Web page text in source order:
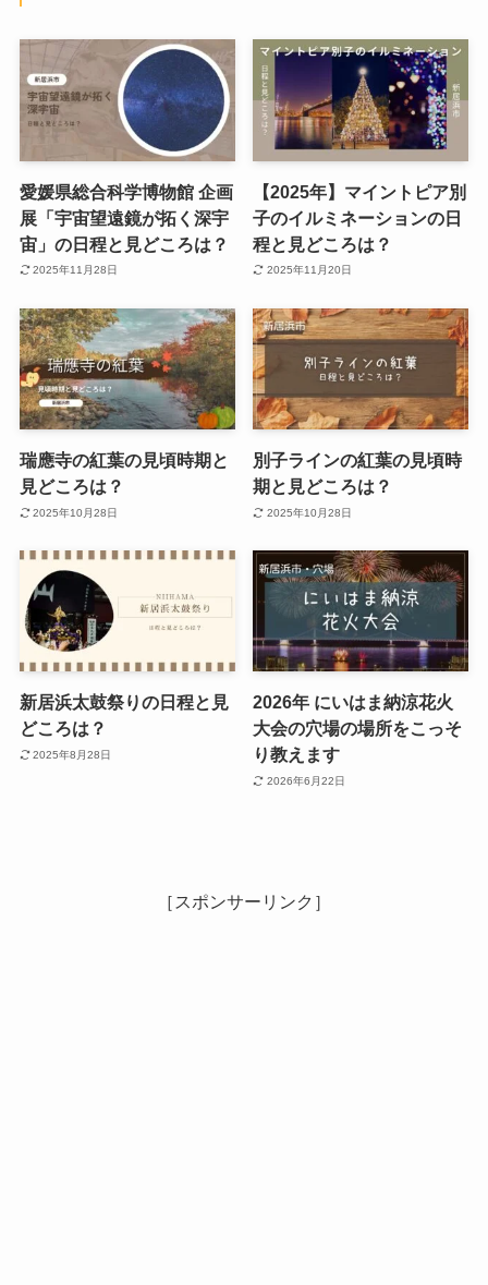
愛媛県総合科学博物館 企画
展「宇宙望遠鏡が拓く深宇
宙」の日程と見どころは？
2025年11月28日
【2025年】マイントピア別
子のイルミネーションの日
程と見どころは？
2025年11月20日
瑞應寺の紅葉の見頃時期と
見どころは？
2025年10月28日
別子ラインの紅葉の見頃時
期と見どころは？
2025年10月28日
新居浜太鼓祭りの日程と見
どころは？
2025年8月28日
2026年 にいはま納涼花火
大会の穴場の場所をこっそ
り教えます
2026年6月22日
［スポンサーリンク］